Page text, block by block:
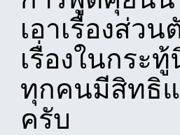
เอาเรื่องส่ว
เรื่องในกระ
ทุกคนมีสิทธิ
ครับ